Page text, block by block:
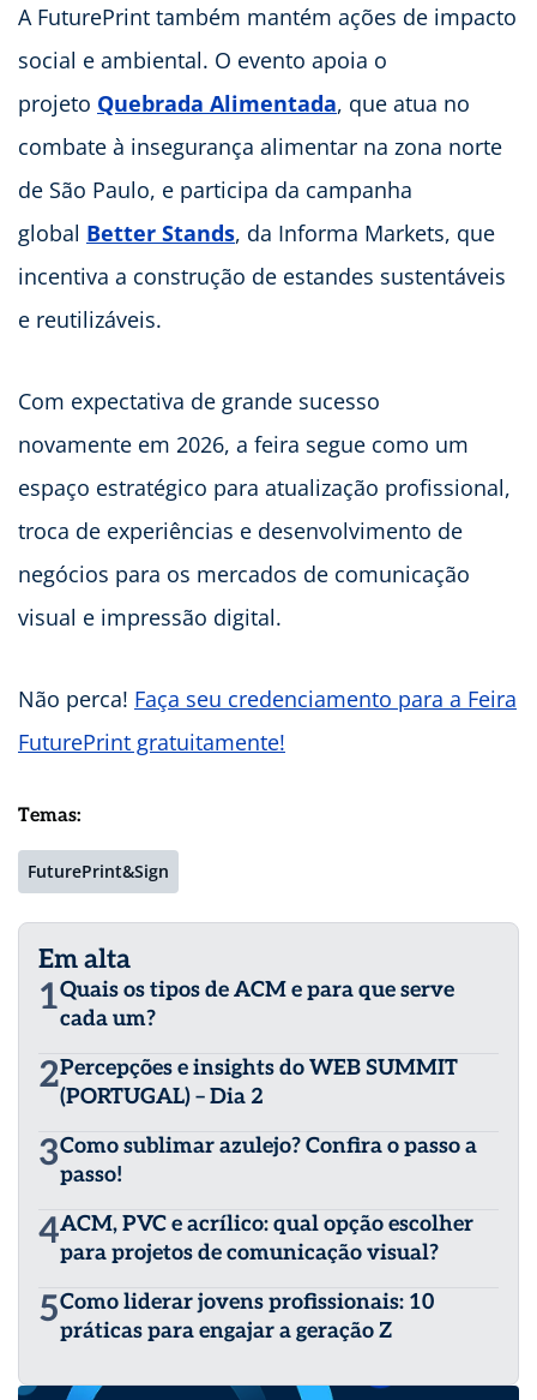
A FuturePrint também mantém ações de impacto
social e ambiental. O evento apoia o
projeto Quebrada Alimentada, que atua no
combate à insegurança alimentar na zona norte
de São Paulo, e participa da campanha
global Better Stands, da Informa Markets, que
incentiva a construção de estandes sustentáveis
e reutilizáveis.
Com expectativa de grande sucesso
novamente em 2026, a feira segue como um
espaço estratégico para atualização profissional,
troca de experiências e desenvolvimento de
negócios para os mercados de comunicação
visual e impressão digital.
Não perca! Faça seu credenciamento para a Feira
FuturePrint gratuitamente!
Temas:
FuturePrint&Sign
Em alta
1Quais os tipos de ACM e para que serve
cada um?
2Percepções e insights do WEB SUMMIT
(PORTUGAL) – Dia 2
3Como sublimar azulejo? Confira o passo a
passo!
4ACM, PVC e acrílico: qual opção escolher
para projetos de comunicação visual?
5Como liderar jovens profissionais: 10
práticas para engajar a geração Z